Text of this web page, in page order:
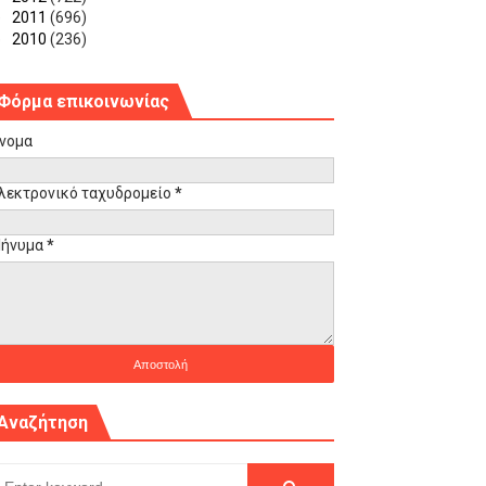
2011 (696)
2010 (236)
επικοινωνίας
ταχυδρομείο *
*